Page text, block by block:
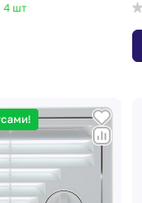
4 шт